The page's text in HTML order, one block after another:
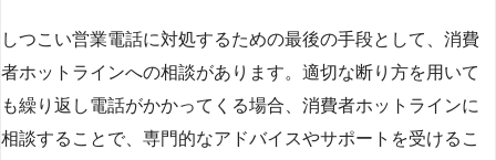
しつこい営業電話に対処するための最後の手段として、消費
者ホットラインへの相談があります。適切な断り方を用いて
も繰り返し電話がかかってくる場合、消費者ホットラインに
相談することで、専門的なアドバイスやサポートを受けるこ